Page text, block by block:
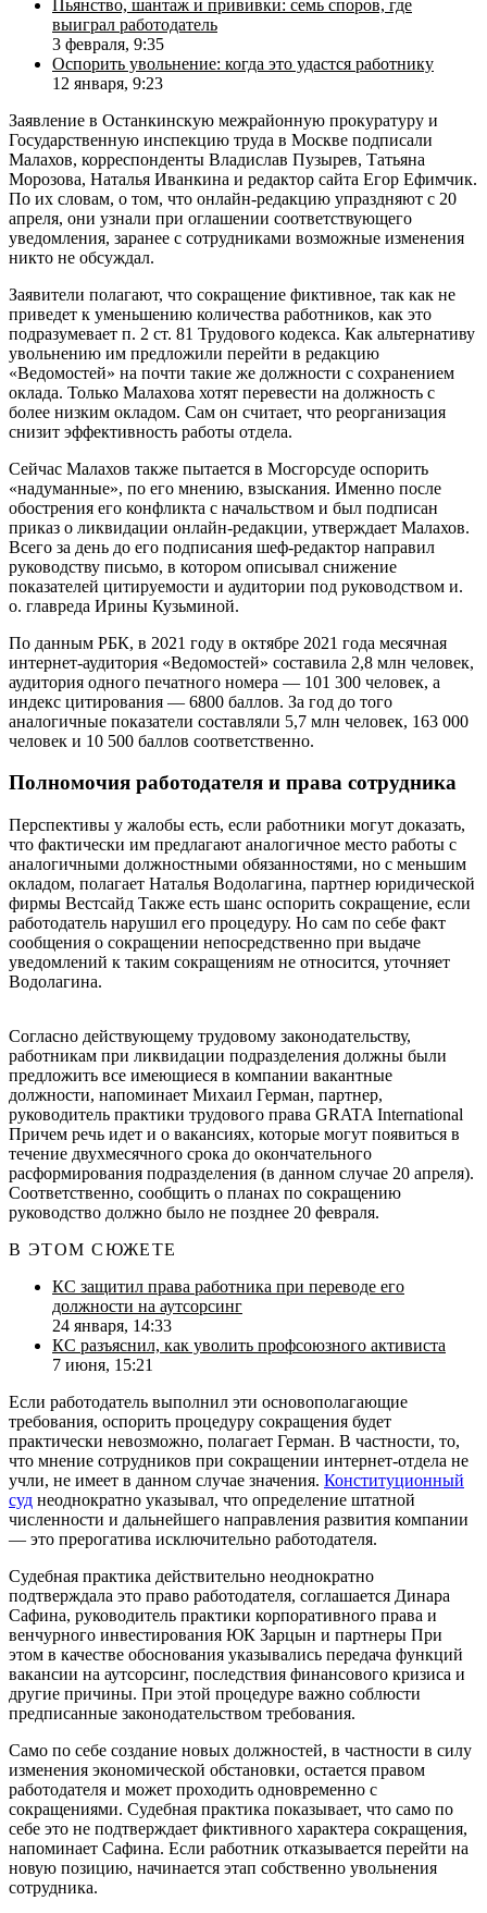
Пьянство, шантаж и прививки: семь споров, где
выиграл работодатель
3 февраля, 9:35
Оспорить увольнение: когда это удастся работнику
12 января, 9:23
Заявление в Останкинскую межрайонную прокуратуру и
Государственную инспекцию труда в Москве подписали
Малахов, корреспонденты Владислав Пузырев, Татьяна
Морозова, Наталья Иванкина и редактор сайта Егор Ефимчик.
По их словам, о том, что онлайн-редакцию упраздняют с 20
апреля, они узнали при оглашении соответствующего
уведомления, заранее с сотрудниками возможные изменения
никто не обсуждал.
Заявители полагают, что сокращение фиктивное, так как не
приведет к уменьшению количества работников, как это
подразумевает п. 2 ст. 81 Трудового кодекса. Как альтернативу
увольнению им предложили перейти в редакцию
«Ведомостей» на почти такие же должности с сохранением
оклада. Только Малахова хотят перевести на должность с
более низким окладом. Сам он считает, что реорганизация
снизит эффективность работы отдела.
Сейчас Малахов также пытается в Мосгорсуде оспорить
«надуманные», по его мнению, взыскания. Именно после
обострения его конфликта с начальством и был подписан
приказ о ликвидации онлайн-редакции, утверждает Малахов.
Всего за день до его подписания шеф-редактор направил
руководству письмо, в котором описывал снижение
показателей цитируемости и аудитории под руководством и.
о. главреда Ирины Кузьминой.
По данным РБК, в 2021 году в октябре 2021 года месячная
интернет-аудитория «Ведомостей» составила 2,8 млн человек,
аудитория одного печатного номера — 101 300 человек, а
индекс цитирования — 6800 баллов. За год до того
аналогичные показатели составляли 5,7 млн человек, 163 000
человек и 10 500 баллов соответственно.
Полномочия работодателя и права сотрудника
Перспективы у жалобы есть, если работники могут доказать,
что фактически им предлагают аналогичное место работы с
аналогичными должностными обязанностями, но с меньшим
окладом, полагает Наталья Водолагина, партнер юридической
фирмы Вестсайд Также есть шанс оспорить сокращение, если
работодатель нарушил его процедуру. Но сам по себе факт
сообщения о сокращении непосредственно при выдаче
уведомлений к таким сокращениям не относится, уточняет
Водолагина.
Согласно действующему трудовому законодательству,
работникам при ликвидации подразделения должны были
предложить все имеющиеся в компании вакантные
должности, напоминает Михаил Герман, партнер,
руководитель практики трудового права GRATA International
Причем речь идет и о вакансиях, которые могут появиться в
течение двухмесячного срока до окончательного
расформирования подразделения (в данном случае 20 апреля).
Соответственно, сообщить о планах по сокращению
руководство должно было не позднее 20 февраля.
В ЭТОМ СЮЖЕТЕ
КС защитил права работника при переводе его
должности на аутсорсинг
24 января, 14:33
КС разъяснил, как уволить профсоюзного активиста
7 июня, 15:21
Если работодатель выполнил эти основополагающие
требования, оспорить процедуру сокращения будет
практически невозможно, полагает Герман. В частности, то,
что мнение сотрудников при сокращении интернет-отдела не
учли, не имеет в данном случае значения. Конституционный
суд неоднократно указывал, что определение штатной
численности и дальнейшего направления развития компании
— это прерогатива исключительно работодателя.
Судебная практика действительно неоднократно
подтверждала это право работодателя, соглашается Динара
Сафина, руководитель практики корпоративного права и
венчурного инвестирования ЮК Зарцын и партнеры При
этом в качестве обоснования указывались передача функций
вакансии на аутсорсинг, последствия финансового кризиса и
другие причины. При этой процедуре важно соблюсти
предписанные законодательством требования.
Само по себе создание новых должностей, в частности в силу
изменения экономической обстановки, остается правом
работодателя и может проходить одновременно с
сокращениями. Судебная практика показывает, что само по
себе это не подтверждает фиктивного характера сокращения,
напоминает Сафина. Если работник отказывается перейти на
новую позицию, начинается этап собственно увольнения
сотрудника.